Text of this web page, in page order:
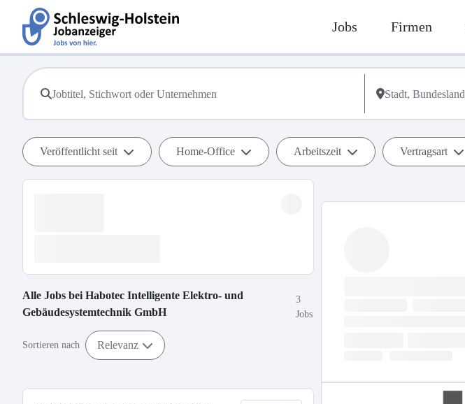
Jobs Firmen
Veröffentlicht seit Home-Office Arbeitszeit Vertragsart
Alle Jobs bei Habotec Intelligente Elektro- und
Gebäudesystemtechnik GmbH
3
Jobs
Sortieren nach Relevanz